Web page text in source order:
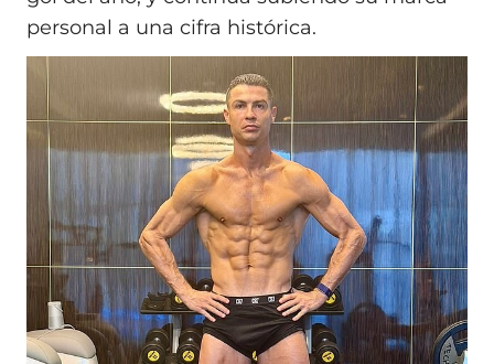
personal a una cifra histórica.